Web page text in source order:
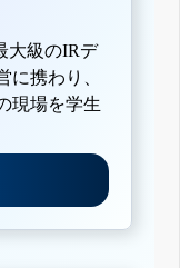
大級のIRデ
に携わり、
現場を学生